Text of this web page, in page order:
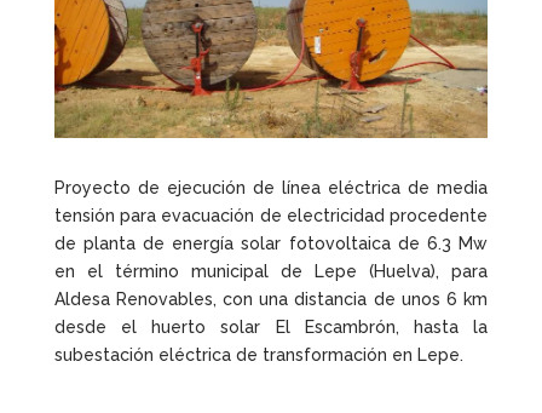
Proyecto de ejecución de línea eléctrica de media
tensión para evacuación de electricidad procedente
de planta de energía solar fotovoltaica de 6.3 Mw
en el término municipal de Lepe (Huelva), para
Aldesa Renovables, con una distancia de unos 6 km
desde el huerto solar El Escambrón, hasta la
subestación eléctrica de transformación en Lepe.